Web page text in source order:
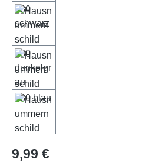
Regulärer Preis:
9,99 €